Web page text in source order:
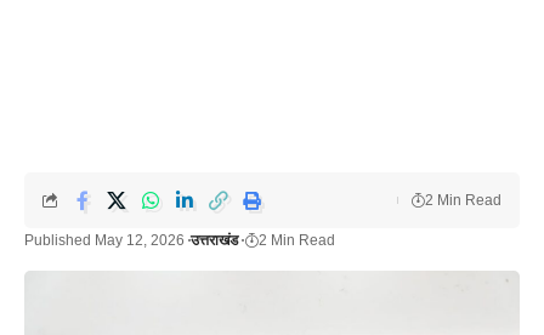
Published May 12, 2026 उत्तराखंड 2 Min Read
2 Min Read